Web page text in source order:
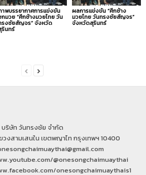
าพบรรยากาศการแข่งขัน
กมวย “ศึกช้างมวยไทย วัน
รงชัยสัญจร” จังหวัด
รินทร์
ผลการแข่งขัน “ศึกช้าง
มวยไทย วันทรงชัยสัญจร”
จังหวัดสุรินทร์
บริษัท วันทรงชัย จำกัด
วงสามเสนใน เขตพญาไท กรุงเทพฯ 10400
@onesongchaimuaythai
onesongchaimuaythais1